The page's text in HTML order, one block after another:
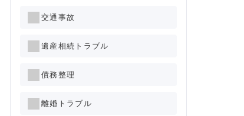
交通事故
遺産相続トラブル
債務整理
離婚トラブル